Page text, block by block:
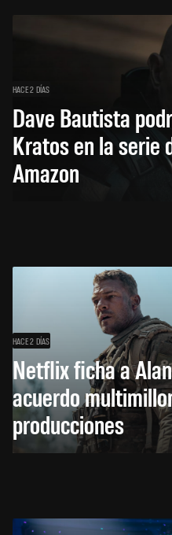
HACE 2 DÍAS
Dave Bautista
Kratos en la serie
Amazon
HACE 2 DÍAS
Netflix ficha a
acuerdo
producciones